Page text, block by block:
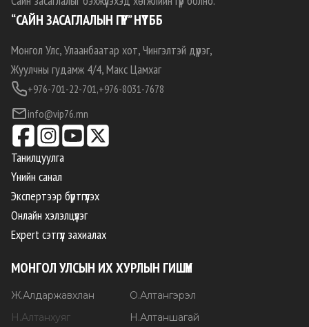
“САЙН ЗАСАГЛАЛЫН ГҮҮР” НҮТББ
Монгол Улс, Улаанбаатар хот, Чингэлтэй дүүрэг,
Жуулчны гудамж 4/4, Макс Цамхаг
+976-701-22-701,+976-8031-7678
info@vip76.mn
Танилцуулга
Үнийн санал
Экспертээр бүртгүүлэх
Онлайн хэлэлцүүлэг
Expert сэтгүүл захиалах
МОНГОЛ УЛСЫН ИХ ХУРЛЫН ГИШҮҮН
Ж.Алдаржавхлан О.Алтангэрэл
Н.Алтанхуяг Н.Алтаншагай